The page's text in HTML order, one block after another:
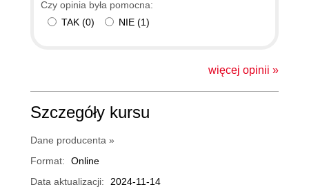
Czy opinia była pomocna:
TAK (0) NIE (1)
więcej opinii »
Szczegóły kursu
Dane producenta »
Format:
Online
Data aktualizacji:
2024-11-14